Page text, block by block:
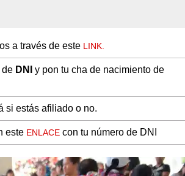
a través de este LINK.
de DNI y pon tu cha de nacimiento de
si estás afiliado o no.
este ENLACE con tu número de DNI